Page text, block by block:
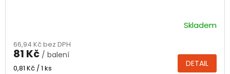
Skladem
66,94 Kč bez DPH
81 Kč / balení
Měrná
0,81 Kč / 1 ks DETAIL